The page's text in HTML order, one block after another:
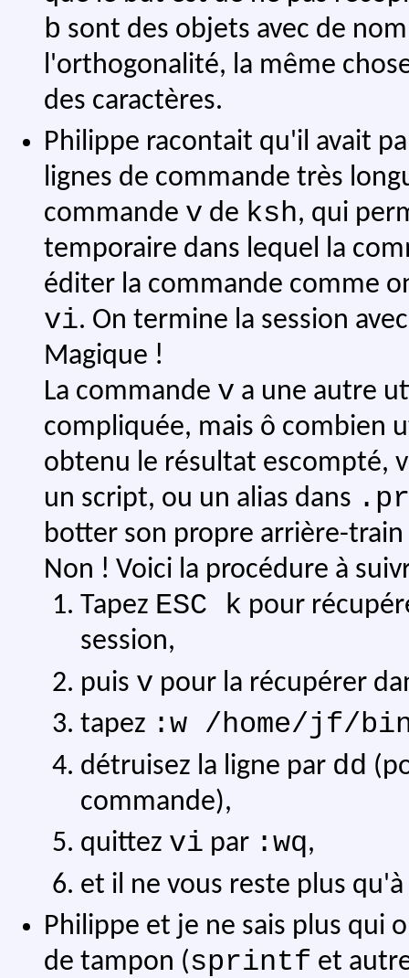
b sont des objets avec de
l'orthogonalité, la même
des caractères.
Philippe racontait qu'il avait
lignes de commande très
commande v de ksh, qui
temporaire dans lequel la
éditer la commande comme
vi. On termine la session
Magique !
La commande v a une autre
compliquée, mais ô combien
obtenu le résultat escompté,
un script, ou un alias dans
botter son propre arrière-
Non ! Voici la procédure à
Tapez ESC k pour
session,
puis v pour la récupérer
tapez :w /home/jf/bin/
détruisez la ligne par dd
commande),
quittez vi par :wq,
et il ne vous reste plus
Philippe et je ne sais plus qui
de tampon (sprintf et